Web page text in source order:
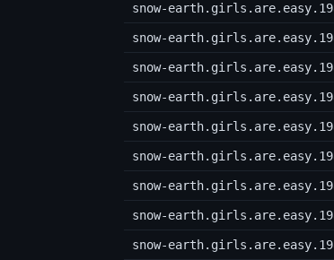
snow-
snow-
snow-
snow-
snow-
snow-
snow-
snow-
snow-